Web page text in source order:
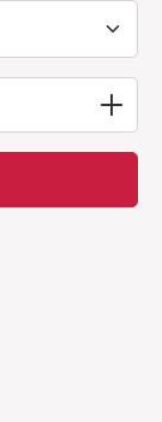
Wert